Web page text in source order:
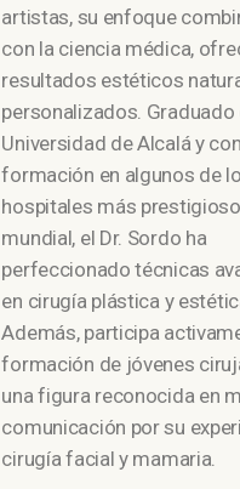
artistas, su enfoque
con la ciencia médica,
resultados estéticos
personalizados. Graduado
Universidad de Alcalá y con
formación en algunos de
hospitales más
mundial, el Dr. Sordo ha
perfeccionado técnicas
en cirugía plástica y
Además, participa
formación de jóvenes
una figura reconocida en
comunicación por su
cirugía facial y mamaria.